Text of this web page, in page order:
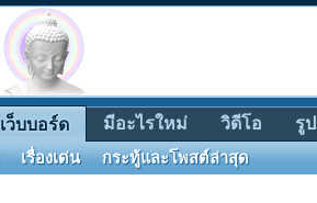
เว็บบอร์ด
เรื่องเด่น กระทู้และโพสต์ล่าสุด
มีอะไรใหม่ วิดีโอ รู